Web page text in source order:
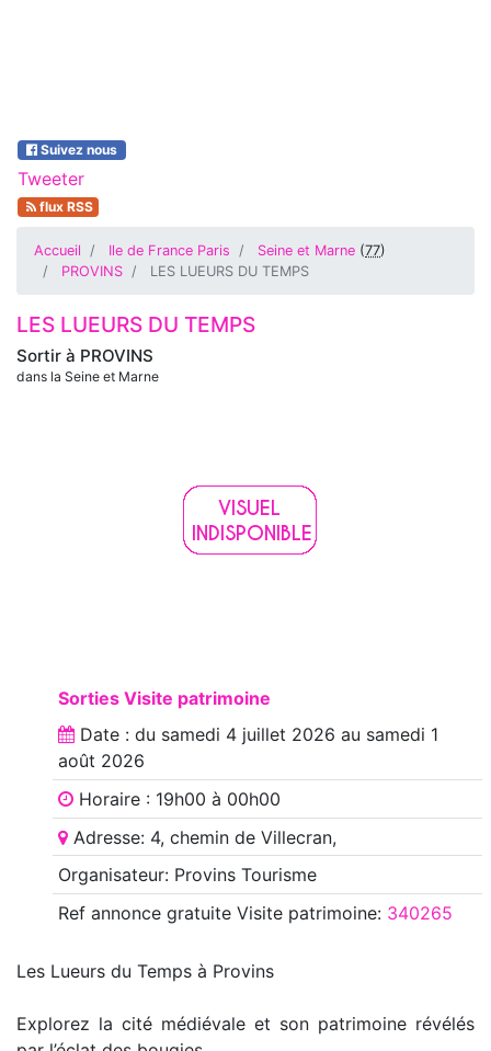
Suivez nous
Tweeter
flux RSS
Accueil Ile de France Paris Seine et Marne (77)
PROVINS
LES LUEURS DU TEMPS
Sortir à PROVINS
dans la Seine et Marne
LES LUEURS DU TEMPS
Sorties Visite patrimoine
Date : du samedi 4 juillet 2026 au samedi 1
août 2026
Horaire : 19h00 à 00h00
Adresse: 4, chemin de Villecran,
Organisateur: Provins Tourisme
Ref annoncegratuite Visite patrimoine: 340265
Les Lueurs du Temps à Provins
Explorez la cité médiévale et son patrimoine révélés